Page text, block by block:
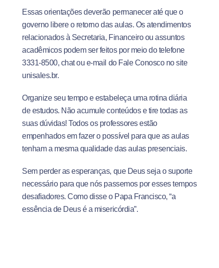
Essas orientações deverão permanecer até que o
governo libere o retorno das aulas. Os atendimentos
relacionados à Secretaria, Financeiro ou assuntos
acadêmicos podem ser feitos por meio do telefone
3331-8500, chat ou e-mail do Fale Conosco no site
unisales.br.
Organize seu tempo e estabeleça uma rotina diária
de estudos. Não acumule conteúdos e tire todas as
suas dúvidas! Todos os professores estão
empenhados em fazer o possível para que as aulas
tenham a mesma qualidade das aulas presenciais.
Sem perder as esperanças, que Deus seja o suporte
necessário para que nós passemos por esses tempos
desafiadores. Como disse o Papa Francisco, “a
essência de Deus é a misericórdia”.